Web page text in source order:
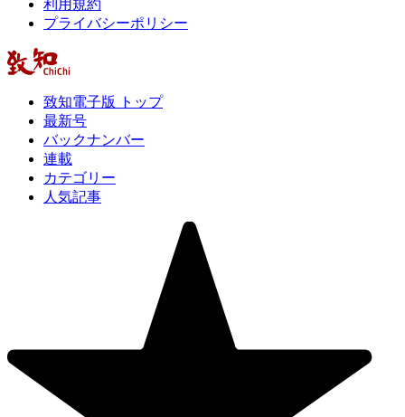
利用規約
プライバシーポリシー
致知電子版 トップ
最新号
バックナンバー
連載
カテゴリー
人気記事